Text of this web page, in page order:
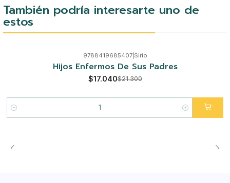
También podría interesarte uno de
estos
9788419685407| Sirio
Hijos Enfermos De Sus Padres
$17.040$21.300
Cantidad